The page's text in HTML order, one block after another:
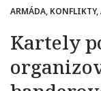
ARMÁDA,